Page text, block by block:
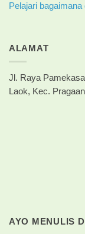
Pelajari
ALAMAT
Jl. Raya
Laok, Kec.
AYO MENULIS